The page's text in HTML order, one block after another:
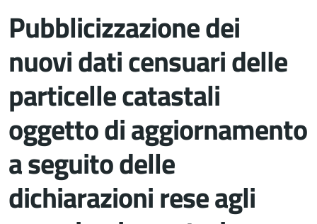
Pubblicizzazione dei
nuovi dati censuari delle
particelle catastali
oggetto di aggiornamento
a seguito delle
dichiarazioni rese agli